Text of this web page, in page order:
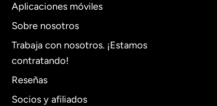
Aplicaciones móviles
Sobre nosotros
Trabaja con nosotros. ¡Estamos
contratando!
Reseñas
Socios y afiliados